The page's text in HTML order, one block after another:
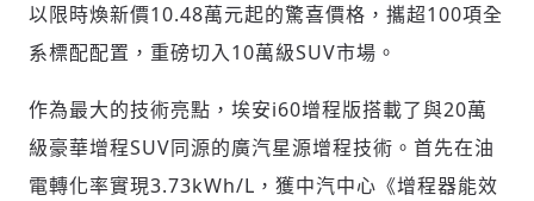
社會
人文
以限時煥新價10.48萬元起的驚喜價格，攜超100項全
系標配配置，重磅切入10萬級SUV市場。
作為最大的技術亮點，埃安i60增程版搭載了與20萬
級豪華增程SUV同源的廣汽星源增程技術。首先在油
電轉化率實現3.73kWh/L，獲中汽中心《增程器能效